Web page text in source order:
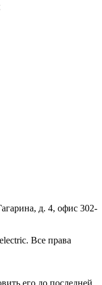
д. 4, офис 302-
Все права
его до последней